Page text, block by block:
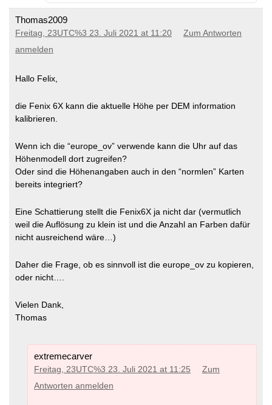
Thomas2009
Freitag, 23UTC%3 23. Juli 2021 at 11:20
Zum Antworten
anmelden
Hallo Felix,
die Fenix 6X kann die aktuelle Höhe per DEM information
kalibrieren.
Wenn ich die “europe_ov” verwende kann die Uhr auf das
Höhenmodell dort zugreifen?
Oder sind die Höhenangaben auch in den “normlen” Karten
bereits integriert?
Eine Schattierung stellt die Fenix6X ja nicht dar (vermutlich
weil die Auflösung zu klein ist und die Anzahl an Farben dafür
nicht ausreichend wäre…)
Daher die Frage, ob es sinnvoll ist die europe_ov zu kopieren,
oder nicht….
Vielen Dank,
Thomas
extremecarver
Freitag, 23UTC%3 23. Juli 2021 at 11:25
Zum
Antworten anmelden